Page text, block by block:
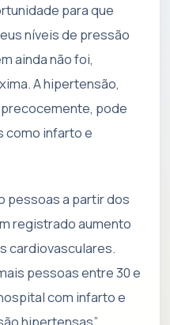
para que
níveis de pressão
ainda não foi,
A hipertensão,
pode
como infarto e
pessoas a partir dos
registrado aumento
cardiovasculares.
pessoas entre 30 e
com infarto e